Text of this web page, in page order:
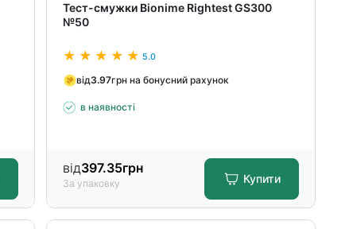
Тест-смужки Bionime Rightest GS300
№50
5.0
від3.97грн на бонусний рахунок
в наявності
від397.35грн
За упаковку Купити